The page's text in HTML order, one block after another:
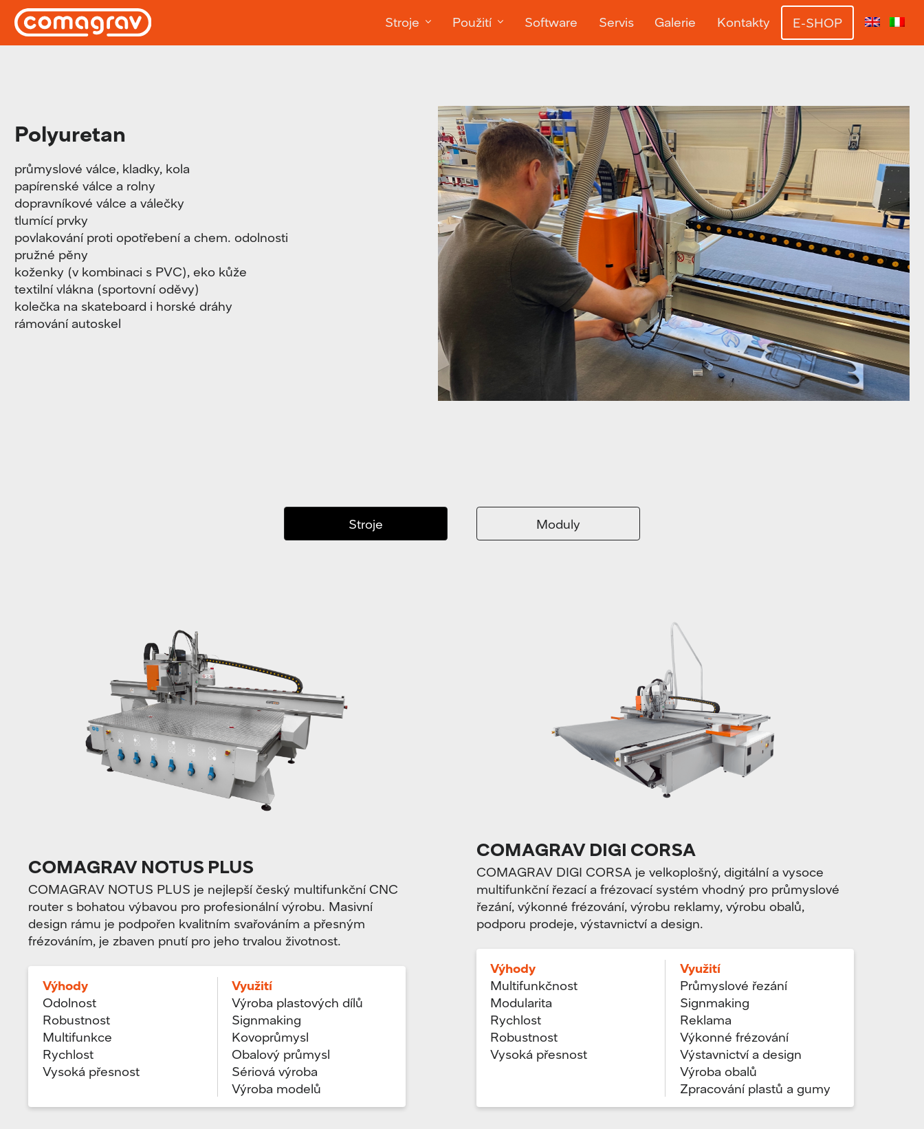
Stroje Použití Software Servis Galerie Kontakty E-SHOP
Polyuretan
průmyslové válce, kladky, kola
papírenské válce a rolny
dopravníkové válce a válečky
tlumící prvky
povlakování proti opotřebení a chem. odolnosti
pružné pěny
koženky (v kombinaci s PVC), eko kůže
textilní vlákna (sportovní oděvy)
kolečka na skateboard i horské dráhy
rámování autoskel
Stroje Moduly
COMAGRAV NOTUS PLUS
COMAGRAV NOTUS PLUS je nejlepší český multifunkční CNC
router s bohatou výbavou pro profesionální výrobu. Masivní
design rámu je podpořen kvalitním svařováním a přesným
frézováním, je zbaven pnutí pro jeho trvalou životnost.
Výhody
Odolnost
Robustnost
Multifunkce
Rychlost
Vysoká přesnost
Využití
Výroba plastových dílů
Signmaking
Kovoprůmysl
Obalový průmysl
Sériová výroba
Výroba modelů
COMAGRAV DIGI CORSA
COMAGRAV DIGI CORSA je velkoplošný, digitální a vysoce
multifunkční řezací a frézovací systém vhodný pro průmyslové
řezání, výkonné frézování, výrobu reklamy, výrobu obalů,
podporu prodeje, výstavnictví a design.
Výhody
Multifunkčnost
Modularita
Rychlost
Robustnost
Vysoká přesnost
Využití
Průmyslové řezání
Signmaking
Reklama
Výkonné frézování
Výstavnictví a design
Výroba obalů
Zpracování plastů a gumy